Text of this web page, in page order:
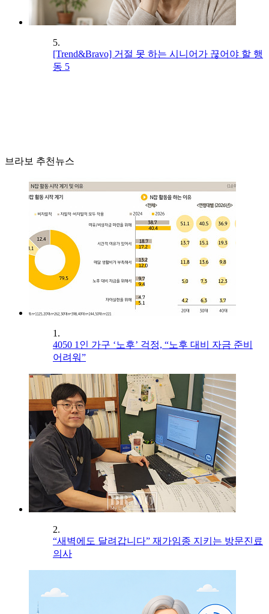
5.
[Trend&Bravo] 거절 못 하는 시니어가 끊어야 할 행
동 5
브라보 추천뉴스
1.
4050 1인 가구 ‘노후’ 걱정, “노후 대비 자금 준비
어려워”
2.
“새벽에도 달려갑니다” 재가임종 지키는 방문진료
의사